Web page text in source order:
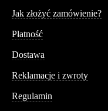
Jak złożyć zamówienie?
Płatność
Dostawa
Reklamacje i zwroty
Regulamin